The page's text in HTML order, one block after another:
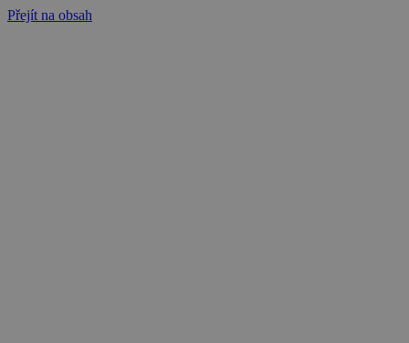
Přejít na obsah